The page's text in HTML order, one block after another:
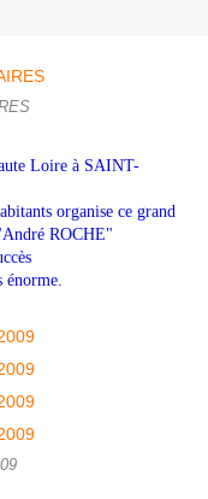
Loire à SAINT-
organise ce grand
ROCHE"
énorme.